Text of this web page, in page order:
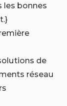
les bonnes
de
réseau